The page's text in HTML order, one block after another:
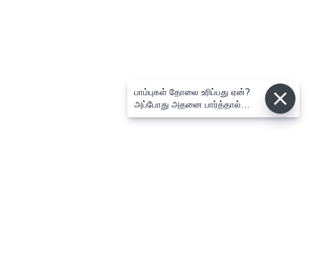
பாம்புகள் தோலை உரிப்பது ஏன்?
அப்போது அதனை பார்த்தால்
பழிவாங்குமா?